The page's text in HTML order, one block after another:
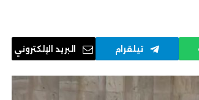
تيلقرام البريد الإلكتروني